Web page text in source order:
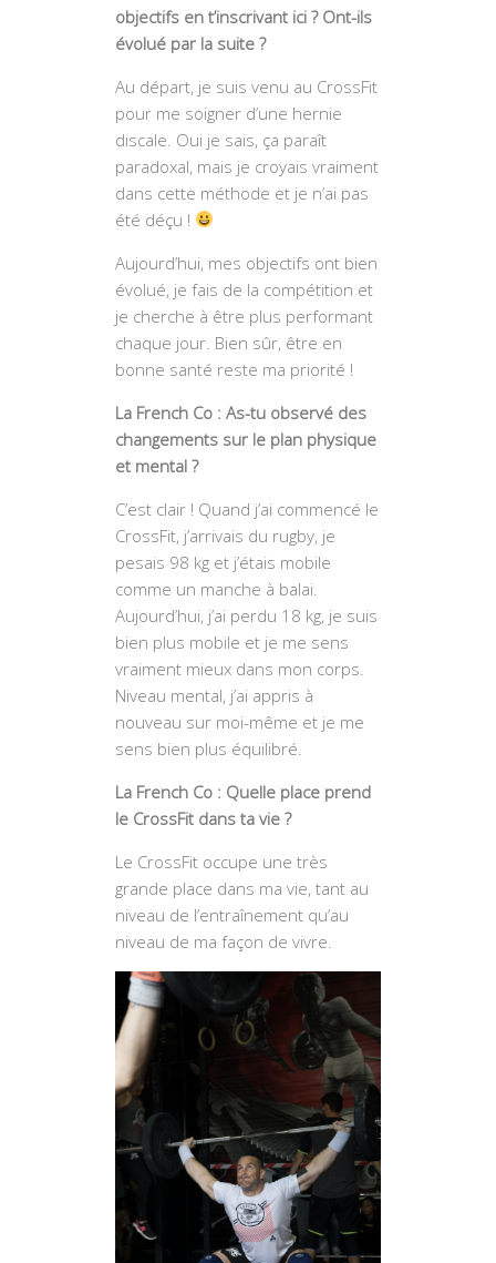
objectifs en t’inscrivant ici ? Ont-ils
évolué par la suite ?
Au départ, je suis venu au CrossFit
pour me soigner d’une hernie
discale. Oui je sais, ça paraît
paradoxal, mais je croyais vraiment
dans cette méthode et je n’ai pas
été déçu !
Aujourd’hui, mes objectifs ont bien
évolué, je fais de la compétition et
je cherche à être plus performant
chaque jour. Bien sûr, être en
bonne santé reste ma priorité !
La French Co : As-tu observé des
changements sur le plan physique
et mental ?
C’est clair ! Quand j’ai commencé le
CrossFit, j’arrivais du rugby, je
pesais 98 kg et j’étais mobile
comme un manche à balai.
Aujourd’hui, j’ai perdu 18 kg, je suis
bien plus mobile et je me sens
vraiment mieux dans mon corps.
Niveau mental, j’ai appris à
nouveau sur moi-même et je me
sens bien plus équilibré.
La French Co : Quelle place prend
le CrossFit dans ta vie ?
Le CrossFit occupe une très
grande place dans ma vie, tant au
niveau de l’entraînement qu’au
niveau de ma façon de vivre.